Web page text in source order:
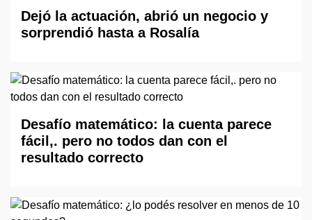
Dejó la actuación, abrió un negocio y
sorprendió hasta a Rosalía
Desafío matemático: la cuenta parece
fácil,. pero no todos dan con el
resultado correcto